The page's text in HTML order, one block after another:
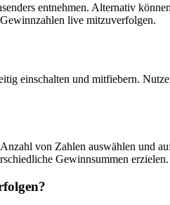
entnehmen. Alternativ
live mitzuverfolgen.
einschalten und mitfiebern.
von Zahlen auswählen und
Gewinnsummen erzielen.